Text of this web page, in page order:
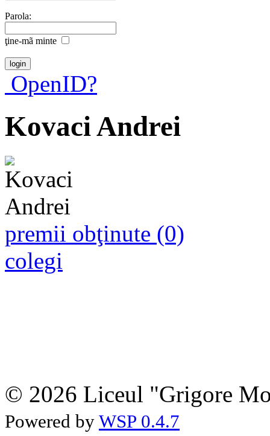
Parola:
ţine-mã minte
OpenID?
Kovaci Andrei
premii obţinute (0)
colegi
© 2026 Liceul "Grigore
Powered by WSP 0.4.7